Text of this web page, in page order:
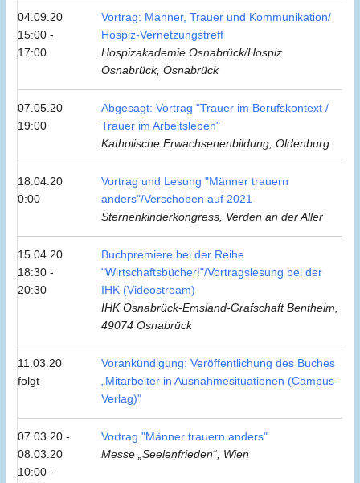
04.09.20
15:00 -
17:00
Vortrag: Männer, Trauer und Kommunikation/
Hospiz-Vernetzungstreff
Hospizakademie Osnabrück/Hospiz
Osnabrück, Osnabrück
07.05.20
19:00
Abgesagt: Vortrag "Trauer im Berufskontext /
Trauer im Arbeitsleben"
Katholische Erwachsenenbildung, Oldenburg
18.04.20
0:00
Vortrag und Lesung "Männer trauern
anders"/Verschoben auf 2021
Sternenkinderkongress, Verden an der Aller
15.04.20
18:30 -
20:30
Buchpremiere bei der Reihe
"Wirtschaftsbücher!"/Vortragslesung bei der
IHK (Videostream)
IHK Osnabrück-Emsland-Grafschaft Bentheim,
49074 Osnabrück
11.03.20
folgt
Vorankündigung: Veröffentlichung des Buches
„Mitarbeiter in Ausnahmesituationen (Campus-
Verlag)"
07.03.20 -
08.03.20
10:00 -
Vortrag "Männer trauern anders"
Messe „Seelenfrieden“, Wien